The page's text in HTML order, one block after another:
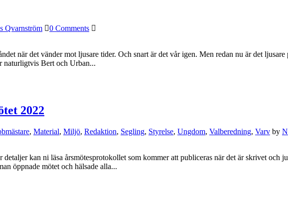
Qvarnström
0 Comments
när det vänder mot ljusare tider. Och snart är det vår igen. Men redan nu är det
naturligtvis Bert och Urban...
2022
, Material, Miljö, Redaktion, Segling, Styrelse, Ungdom, Valberedning, Varv by
kan ni läsa årsmötesprotokollet som kommer att publiceras när det är skrivet
öppnade mötet och hälsade alla...